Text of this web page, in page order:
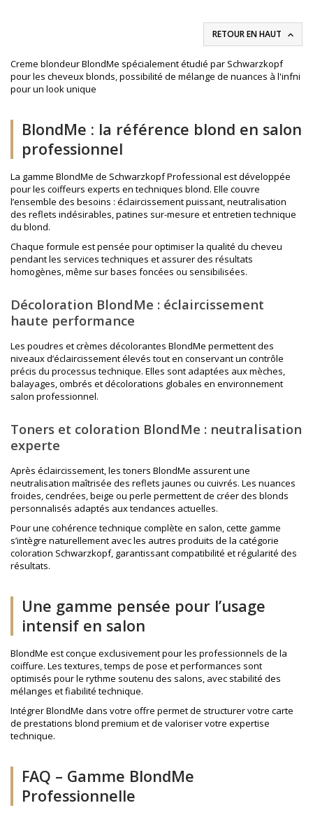
RETOUR EN HAUT 
Creme blondeur BlondMe spécialement étudié par Schwarzkopf
pour les cheveux blonds, possibilité de mélange de nuances à l'infni
pour un look unique
BlondMe : la référence blond en salon
professionnel
La gamme BlondMe de Schwarzkopf Professional est développée
pour les coiffeurs experts en techniques blond. Elle couvre
l’ensemble des besoins : éclaircissement puissant, neutralisation
des reflets indésirables, patines sur-mesure et entretien technique
du blond.
Chaque formule est pensée pour optimiser la qualité du cheveu
pendant les services techniques et assurer des résultats
homogènes, même sur bases foncées ou sensibilisées.
Décoloration BlondMe : éclaircissement
haute performance
Les poudres et crèmes décolorantes BlondMe permettent des
niveaux d’éclaircissement élevés tout en conservant un contrôle
précis du processus technique. Elles sont adaptées aux mèches,
balayages, ombrés et décolorations globales en environnement
salon professionnel.
Toners et coloration BlondMe : neutralisation
experte
Après éclaircissement, les toners BlondMe assurent une
neutralisation maîtrisée des reflets jaunes ou cuivrés. Les nuances
froides, cendrées, beige ou perle permettent de créer des blonds
personnalisés adaptés aux tendances actuelles.
Pour une cohérence technique complète en salon, cette gamme
s’intègre naturellement avec les autres produits de la catégorie
coloration Schwarzkopf, garantissant compatibilité et régularité des
résultats.
Une gamme pensée pour l’usage
intensif en salon
BlondMe est conçue exclusivement pour les professionnels de la
coiffure. Les textures, temps de pose et performances sont
optimisés pour le rythme soutenu des salons, avec stabilité des
mélanges et fiabilité technique.
Intégrer BlondMe dans votre offre permet de structurer votre carte
de prestations blond premium et de valoriser votre expertise
technique.
FAQ – Gamme BlondMe
Professionnelle